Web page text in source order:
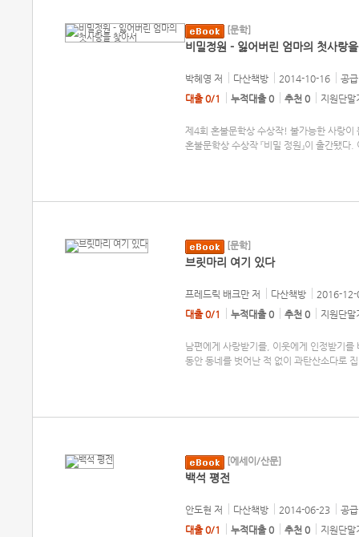
[문학]
비밀정원 - 잃어버린 엄마의 첫사랑
박혜영 저 다산책방 2014-10-16
공
대출 0/1
누적대출 0 추천 0 지원단
제4회 혼불문학상 수상작! 불가능한 사랑
혼불문학상 수상작 『비밀 정원』이 출간됐
[문학]
브릿마리 여기 있다
프레드릭 배크만 저 다산책방
2016-12-
대출 0/1
누적대출 0 추천 0 지원단
남편에게 사랑받기를, 이웃에게 인정받기를
동안 동네를 벗어난 적 없이 과탄산소다로
[에세이/산문]
백석 평전
안도현 저 다산책방 2014-06-23
공
대출 0/1
누적대출 0 추천 0 지원단